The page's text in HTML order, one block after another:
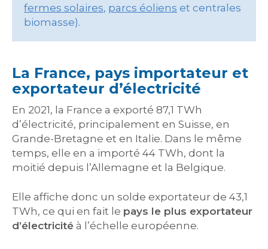
fermes solaires, parcs éoliens et centrales
biomasse).
La France, pays importateur et
exportateur d’électricité
En 2021, la France a exporté 87,1 TWh
d’électricité, principalement en Suisse, en
Grande-Bretagne et en Italie. Dans le même
temps, elle en a importé 44 TWh, dont la
moitié depuis l’Allemagne et la Belgique.
Elle affiche donc un solde exportateur de 43,1
TWh, ce qui en fait le pays le plus exportateur
d’électricité à l’échelle européenne.